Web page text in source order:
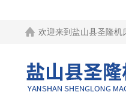
欢迎来到 盐山县圣隆机